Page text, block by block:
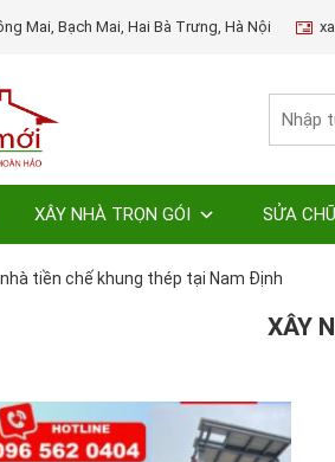
Mai, Bạch Mai, Hai Bà Trưng, Hà Nội
XÂY NHÀ TRỌN GÓI SỬA
tiền chế khung thép tại Nam Định
XÂY